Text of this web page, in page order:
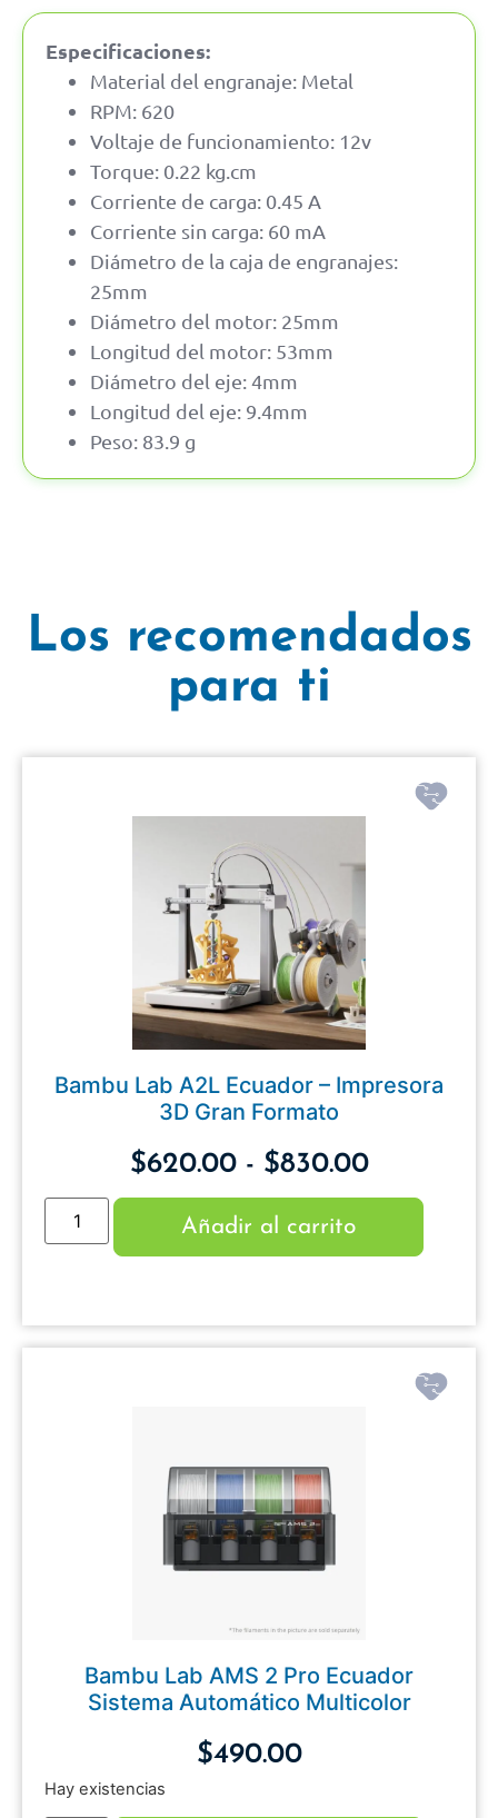
Especificaciones:
Material del engranaje: Metal
RPM: 620
Voltaje de funcionamiento: 12v
Torque: 0.22 kg.cm
Corriente de carga: 0.45 A
Corriente sin carga: 60 mA
Diámetro de la caja de engranajes:
25mm
Diámetro del motor: 25mm
Longitud del motor: 53mm
Diámetro del eje: 4mm
Longitud del eje: 9.4mm
Peso: 83.9 g
Los recomendados
para ti
Bambu Lab A2L Ecuador – Impresora
3D Gran Formato
$620.00 - $830.00
Añadir al carrito
Bambu Lab AMS 2 Pro Ecuador
Sistema Automático Multicolor
$490.00
Hay existencias